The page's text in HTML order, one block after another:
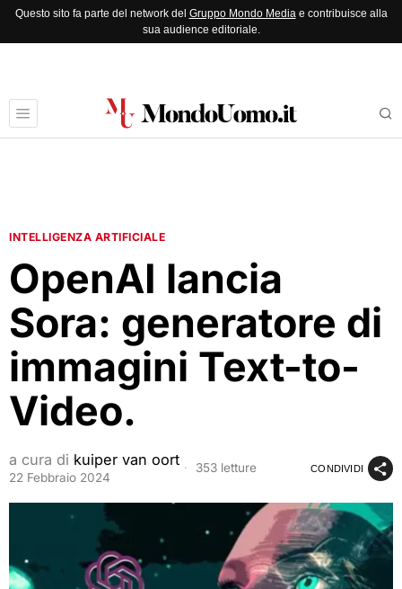
Questo sito fa parte del network del Gruppo Mondo Mediae contribuisce alla
sua audience editoriale.
INTELLIGENZA ARTIFICIALE
OpenAI lancia
Sora: generatore di
immagini Text-to-
Video.
a cura di kuiper van oort
22 Febbraio 2024
353 letture CONDIVIDI